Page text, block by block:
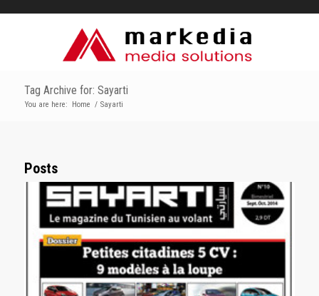
Tag Archive for: Sayarti
You are here: Home / Sayarti
Posts